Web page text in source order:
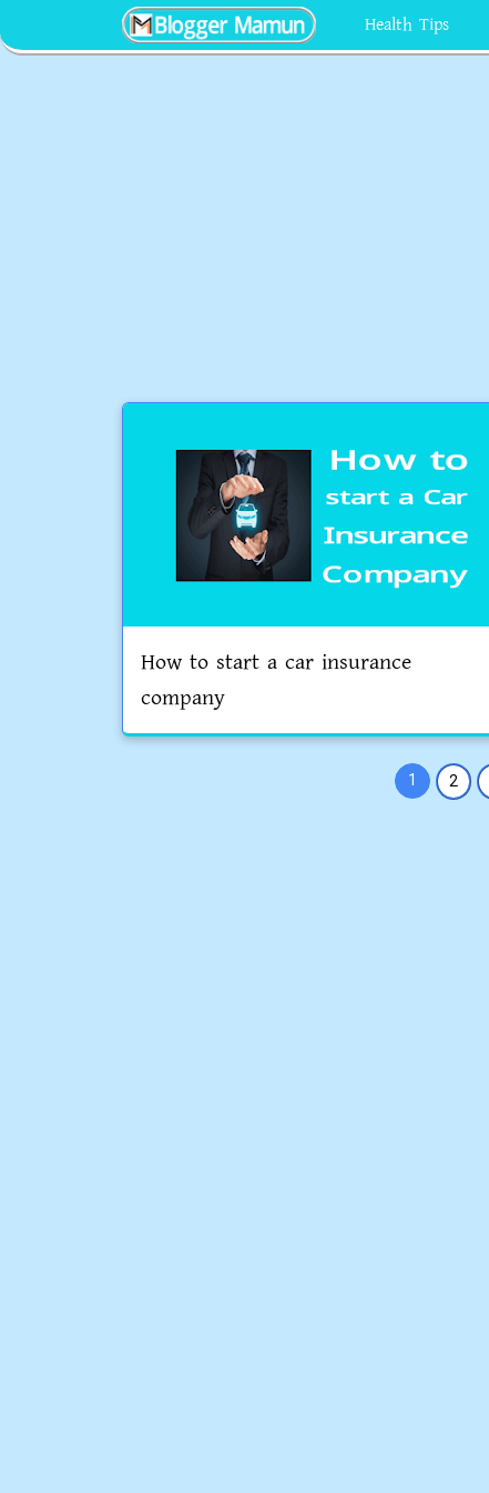
Health Tips
How to start a car insurance
company
1 2